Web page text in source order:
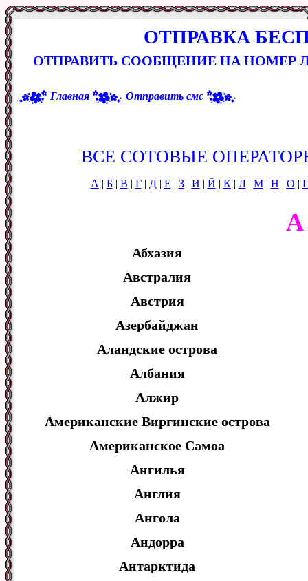
ОТПРАВКА
ОТПРАВИТЬ СООБЩЕНИЕ НА НОМЕР
Главная Отправить смс
ВСЕ СОТОВЫЕ
А | Б| В | Г| Д| Е | З| И | Й | К| Л| М| Н | О |
А
Абхазия
Австралия
Австрия
Азербайджан
Аландские острова
Албания
Алжир
Американские Виргинские острова
Американское Самоа
Ангилья
Англия
Ангола
Андорра
Антарктида